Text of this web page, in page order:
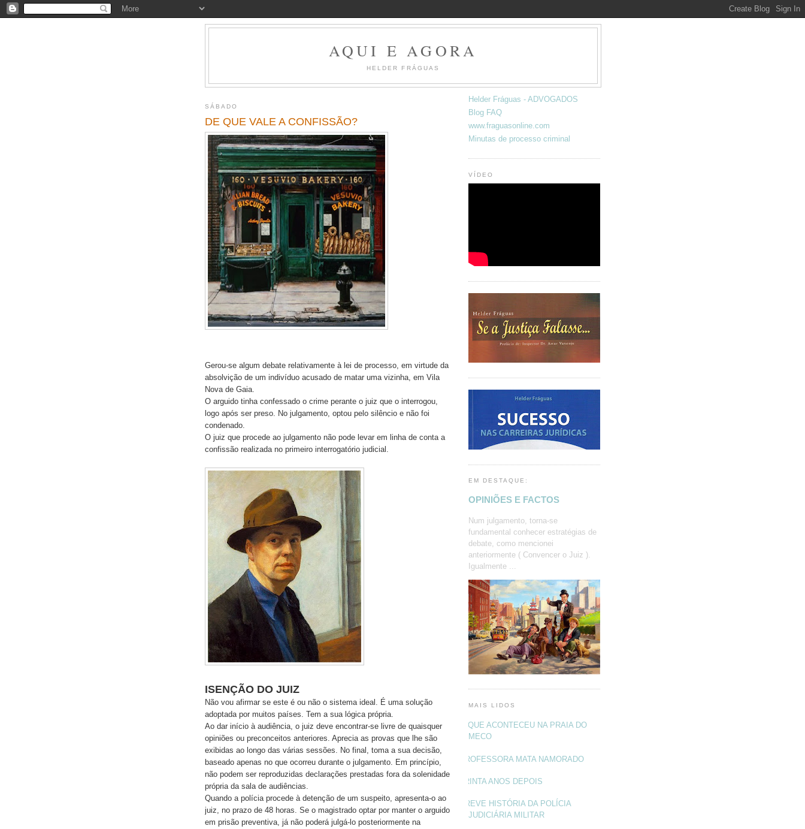
AQUI E AGORA
HELDER FRÁGUAS
SÁBADO
DE QUE VALE A CONFISSÃO?
Gerou-se algum debate relativamente à lei de processo, em virtude da
absolvição de um indivíduo acusado de matar uma vizinha, em Vila
Nova de Gaia.
O arguido tinha confessado o crime perante o juiz que o interrogou,
logo após ser preso. No julgamento, optou pelo silêncio e não foi
condenado.
O juiz que procede ao julgamento não pode levar em linha de conta a
confissão realizada no primeiro interrogatório judicial.
ISENÇÃO DO JUIZ
Não vou afirmar se este é ou não o sistema ideal. É uma solução
adoptada por muitos países. Tem a sua lógica própria.
Ao dar início à audiência, o juiz deve encontrar-se livre de quaisquer
opiniões ou preconceitos anteriores. Aprecia as provas que lhe são
exibidas ao longo das várias sessões. No final, toma a sua decisão,
baseado apenas no que ocorreu durante o julgamento. Em princípio,
não podem ser reproduzidas declarações prestadas fora da solenidade
própria da sala de audiências.
Quando a polícia procede à detenção de um suspeito, apresenta-o ao
juiz, no prazo de 48 horas. Se o magistrado optar por manter o arguido
em prisão preventiva, já não poderá julgá-lo posteriormente na
Helder Fráguas - ADVOGADOS
Blog FAQ
www.fraguasonline.com
Minutas de processo criminal
VÍDEO
EM DESTAQUE:
OPINIÕES E FACTOS
Num julgamento, torna-se
fundamental conhecer estratégias de
debate, como mencionei
anteriormente ( Convencer o Juiz ).
Igualmente ...
MAIS LIDOS
O QUE ACONTECEU NA PRAIA DO
MECO
PROFESSORA MATA NAMORADO
TRINTA ANOS DEPOIS
BREVE HISTÓRIA DA POLÍCIA
JUDICIÁRIA MILITAR